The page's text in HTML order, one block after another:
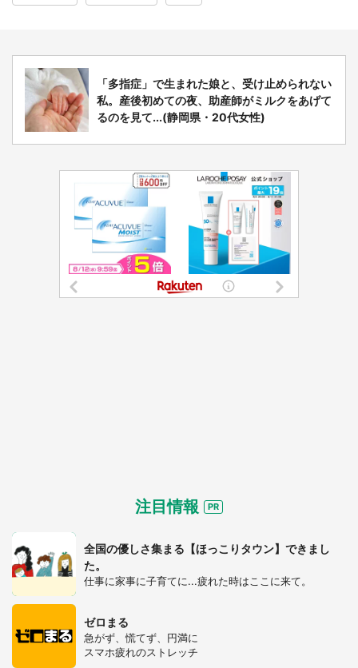
「多指症」で生まれた娘と、受け止められない
私。産後初めての夜、助産師がミルクをあげて
るのを見て...(静岡県・20代女性)
注目情報
全国の優しさ集まる【ほっこりタウン】できまし
た。
仕事に家事に子育てに...疲れた時はここに来て。
ゼロまる
急がず、慌てず、円満に
スマホ疲れのストレッチ